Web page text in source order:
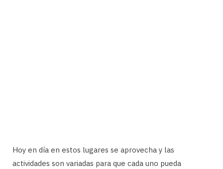
Hoy en día en estos lugares se aprovecha y las
actividades son variadas para que cada uno pueda